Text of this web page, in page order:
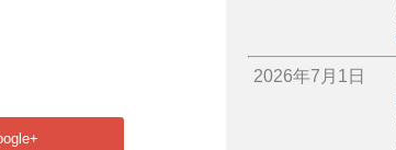
2026年7月1日